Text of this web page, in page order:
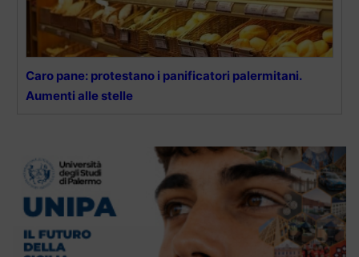
Caro pane: protestano i panificatori palermitani.
Aumenti alle stelle